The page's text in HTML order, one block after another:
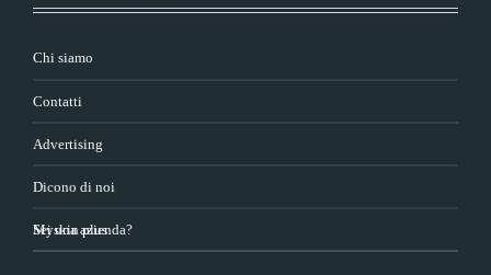
Chi siamo
Contatti
Advertising
Dicono di noi
Sei una azienda?
Myskin plus